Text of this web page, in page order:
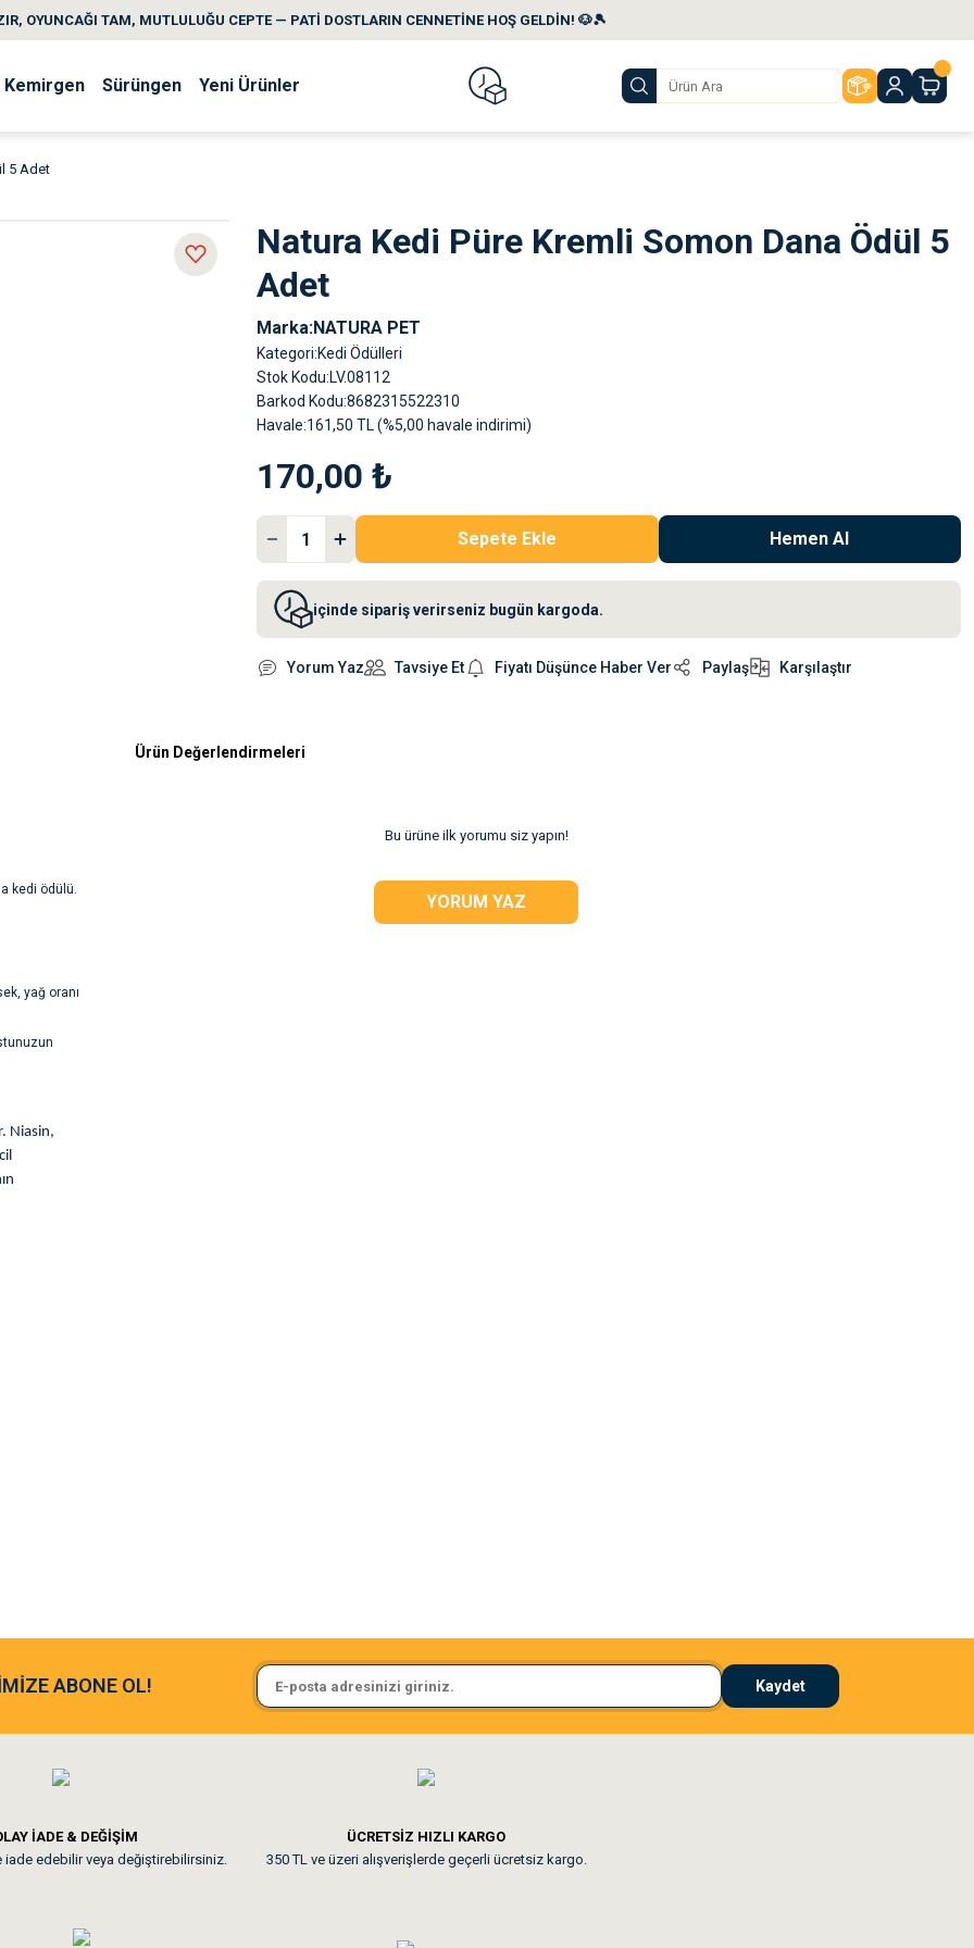
OYUNCAĞI TAM, MUTLULUĞU CEPTE — PATİ DOSTLARIN CENNETİNE HOŞ GELDİN! 🐶🎾
Kemirgen Sürüngen Yeni Ürünler
5 Adet
Natura Kedi Püre Kremli Somon Dana Ödül 5
Adet
Marka NATURA PET
Kategori Kedi Ödülleri
Stok Kodu LV.08112
Barkod Kodu 8682315522310
Havale 161,50 TL (%5,00 havale indirimi)
170,00 ₺
Sepete Ekle Hemen Al
içinde sipariş verirseniz bugün kargoda.
Yorum Yaz Tavsiye Et Fiyatı Düşünce Haber Ver Paylaş Karşılaştır
kedi ödülü.
yağ oranı
Niasin,
E
Ürün Değerlendirmeleri
Bu ürüne ilk yorumu siz yapın!
YORUM YAZ
ve paketlemesine bayıldım
Sa**** On******
Pamuk için aradığım tüm oyuncaklar mevcut
Uygun fiyatta olması iyi.
ABONE OL! Kaydet
İADE & DEĞİŞİM
iade edebilir veya değiştirebilirsiniz.
ÜCRETSİZ HIZLI KARGO
350 TL ve üzeri alışverişlerde geçerli ücretsiz kargo.